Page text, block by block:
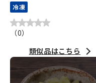
冷凍
（0）
類似品はこちら